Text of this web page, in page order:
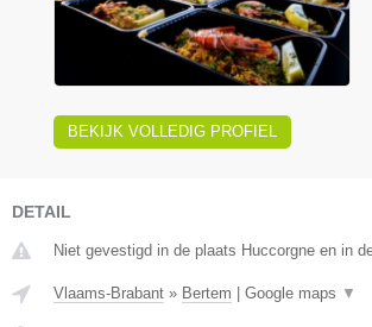
BEKIJK VOLLEDIG PROFIEL
DETAIL
Niet gevestigd in de plaats Huccorgne en in
Vlaams-Brabant » Bertem Google maps ▼